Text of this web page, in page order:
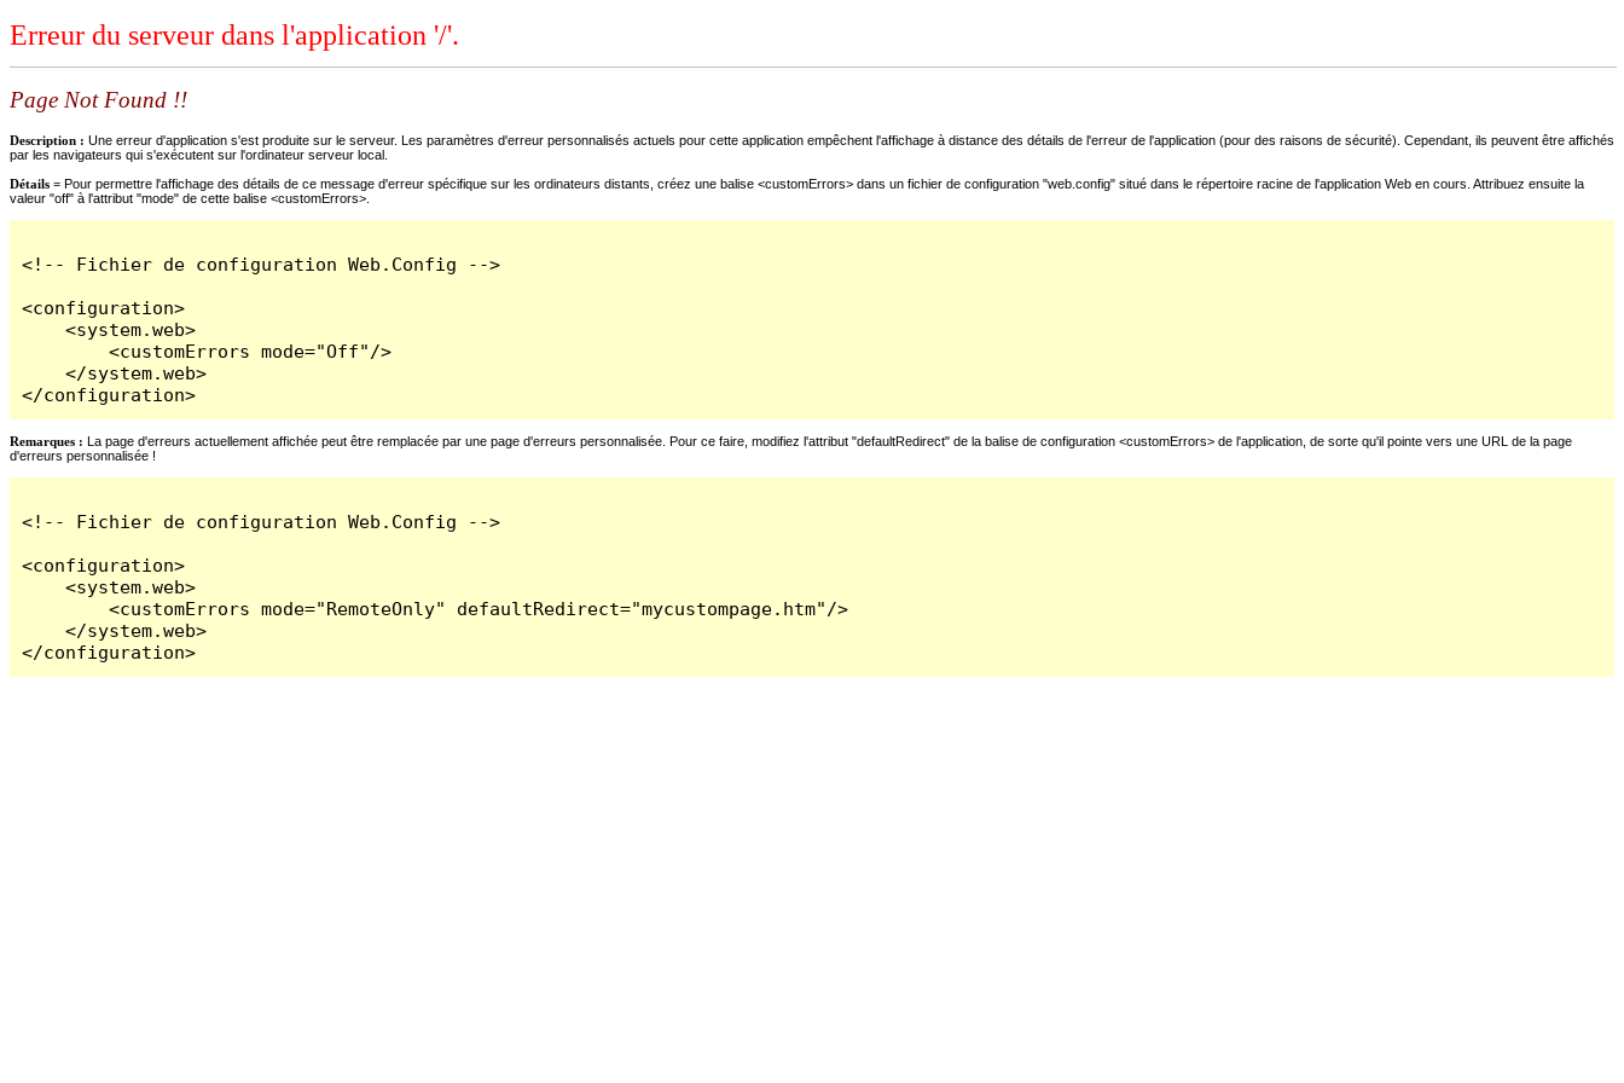
Erreur du serveur dans l'application '/'.
Page Not Found !!
Description : Une erreur d'application s'est produite sur le serveur. Les paramètres d'erreur personnalisés actuels pour cette application empêchent l'affichage à distance des détails de l'erreur de l'application (pour des raisons de sécurité). Cependant, ils peuvent être affichés
par les navigateurs qui s'exécutent sur l'ordinateur serveur local.
Détails = Pour permettre l'affichage des détails de ce message d'erreur spécifique sur les ordinateurs distants, créez une balise <customErrors> dans un fichier de configuration "web.config" situé dans le répertoire racine de l'application Web en cours. Attribuez ensuite la
valeur "off" à l'attribut "mode" de cette balise <customErrors>.
<!-- Fichier de configuration Web.Config -->
<configuration>
    <system.web>
        <customErrors mode="Off"/>
    </system.web>
</configuration>
Remarques : La page d'erreurs actuellement affichée peut être remplacée par une page d'erreurs personnalisée. Pour ce faire, modifiez l'attribut "defaultRedirect" de la balise de configuration <customErrors> de l'application, de sorte qu'il pointe vers une URL de la page
d'erreurs personnalisée !
<!-- Fichier de configuration Web.Config -->
<configuration>
    <system.web>
        <customErrors mode="RemoteOnly" defaultRedirect="mycustompage.htm"/>
    </system.web>
</configuration>